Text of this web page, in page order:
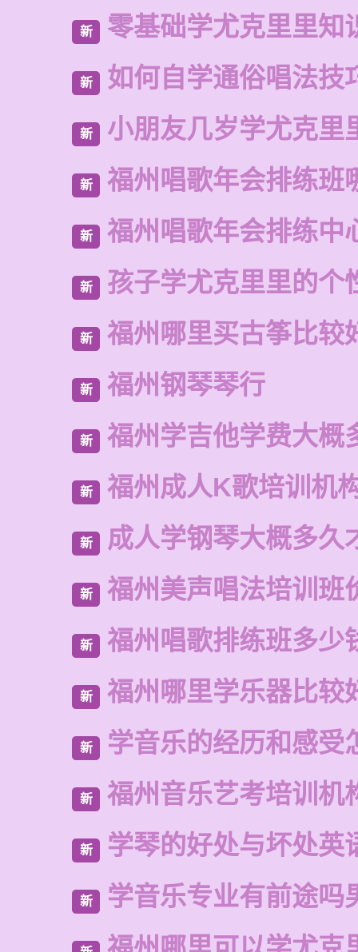
新 零基础学尤克里里知
新 如何自学通俗唱法技
新 小朋友几岁学尤克里
新 福州唱歌年会排练班
新 福州唱歌年会排练中
新 孩子学尤克里里的个
新 福州哪里买古筝比较
新 福州钢琴琴行
新 福州学吉他学费大概
新 福州成人K歌培训机
新 成人学钢琴大概多久
新 福州美声唱法培训班
新 福州唱歌排练班多少
新 福州哪里学乐器比较
新 学音乐的经历和感受
新 福州音乐艺考培训机
新 学琴的好处与坏处英
新 学音乐专业有前途吗